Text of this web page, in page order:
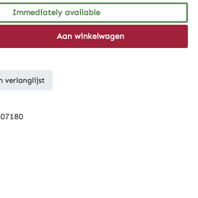
Immediately available
Enter the desired amount
Aan winkelwagen
verlanglijst